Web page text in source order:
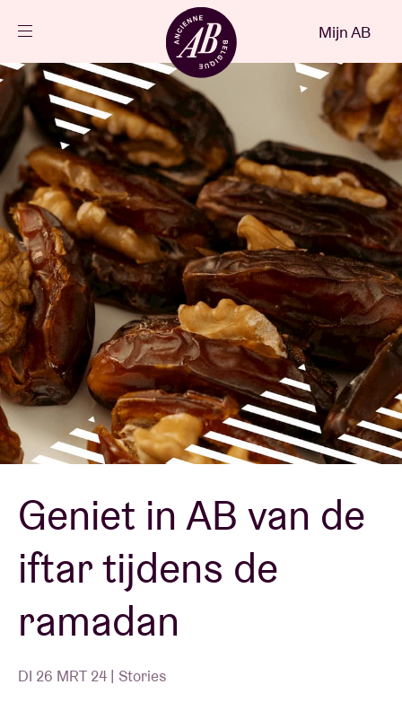
NL
Agenda
Projecten
Nieuws
Bezoekersinfo
AB ❤ you
Zaalhuur
BRDCST
ABtv
Concertcheque
Over AB
Mijn AB
Geniet in AB van de
iftar tijdens de
ramadan
DI 26 MRT 24 | Stories